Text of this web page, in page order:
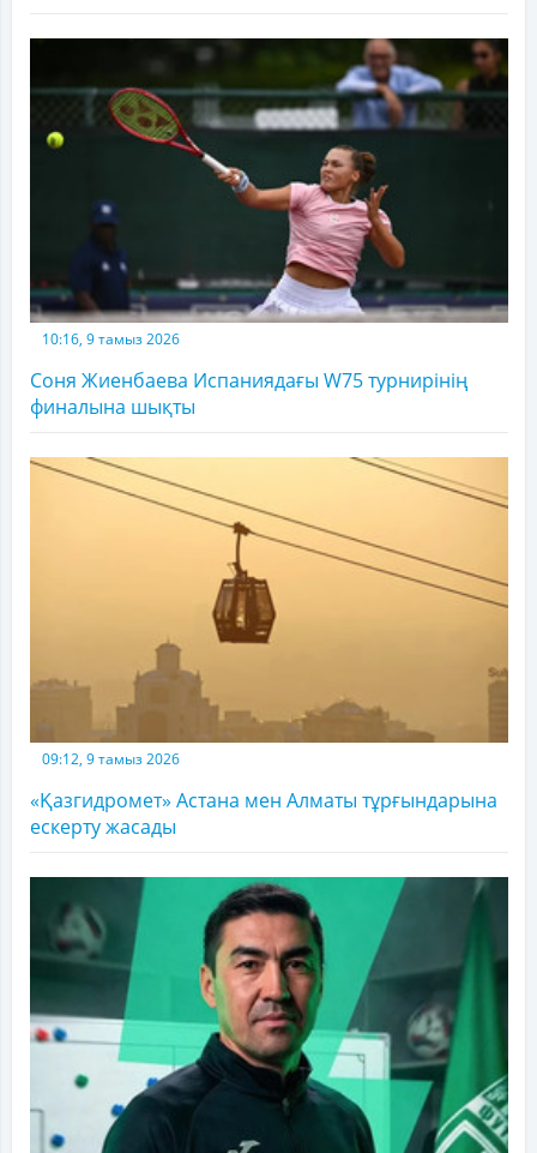
10:16, 9 тамыз 2026
Соня Жиенбаева Испаниядағы W75 турнирінің
финалына шықты
09:12, 9 тамыз 2026
«Қазгидромет» Астана мен Алматы тұрғындарына
ескерту жасады